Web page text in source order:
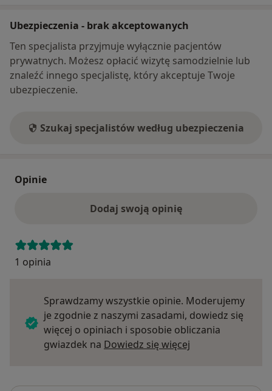
Ubezpieczenia - brak akceptowanych
Ten specjalista przyjmuje wyłącznie pacjentów
prywatnych. Możesz opłacić wizytę samodzielnie lub
znaleźć innego specjalistę, który akceptuje Twoje
ubezpieczenie.
Szukaj specjalistów według ubezpieczenia
Opinie
Dodaj swoją opinię
1 opinia
Sprawdzamy wszystkie opinie. Moderujemy
je zgodnie z naszymi zasadami, dowiedz się
więcej o opiniach i sposobie obliczania
gwiazdek na Dowiedz się więcej